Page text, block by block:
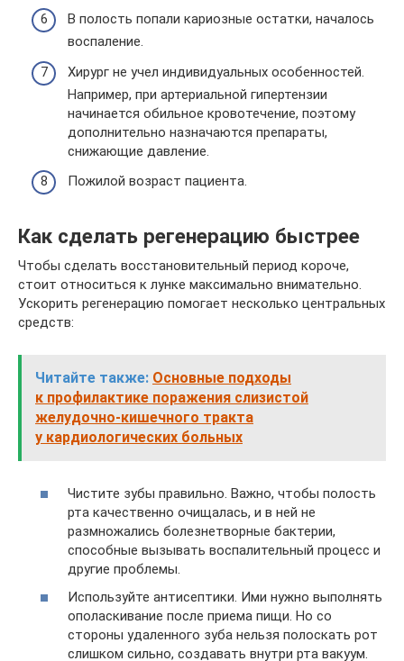
В полость попали кариозные остатки, началось
воспаление.
Хирург не учел индивидуальных особенностей.
Например, при артериальной гипертензии
начинается обильное кровотечение, поэтому
дополнительно назначаются препараты,
снижающие давление.
Пожилой возраст пациента.
Как сделать регенерацию быстрее
Чтобы сделать восстановительный период короче,
стоит относиться к лунке максимально внимательно.
Ускорить регенерацию помогает несколько центральных
средств:
Читайте также: Основные подходы
к профилактике поражения слизистой
желудочно-кишечного тракта
у кардиологических больных
Чистите зубы правильно. Важно, чтобы полость
рта качественно очищалась, и в ней не
размножались болезнетворные бактерии,
способные вызывать воспалительный процесс и
другие проблемы.
Используйте антисептики. Ими нужно выполнять
ополаскивание после приема пищи. Но со
стороны удаленного зуба нельзя полоскать рот
слишком сильно, создавать внутри рта вакуум.